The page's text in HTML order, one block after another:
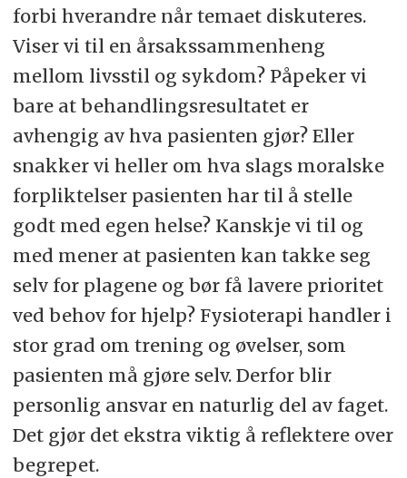
forbi hverandre når temaet diskuteres.
Viser vi til en årsakssammenheng
mellom livsstil og sykdom? Påpeker vi
bare at behandlingsresultatet er
avhengig av hva pasienten gjør? Eller
snakker vi heller om hva slags moralske
forpliktelser pasienten har til å stelle
godt med egen helse? Kanskje vi til og
med mener at pasienten kan takke seg
selv for plagene og bør få lavere prioritet
ved behov for hjelp? Fysioterapi handler i
stor grad om trening og øvelser, som
pasienten må gjøre selv. Derfor blir
personlig ansvar en naturlig del av faget.
Det gjør det ekstra viktig å reflektere over
begrepet.